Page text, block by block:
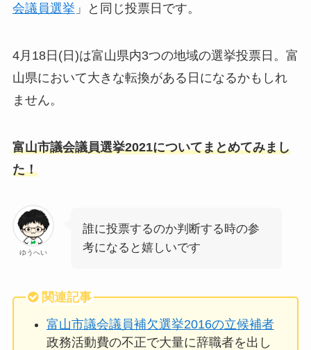
会議員選挙 」と同じ投票日です。
4月18日(日)は富山県内3つの地域の選挙投票日。富
山県において大きな転換がある日になるかもしれ
ません。
富山市議会議員選挙2021についてまとめてみまし
た！
ゆうへい
誰に投票するのか判断する時の参
考になると嬉しいです
関連記事
富山市議会議員補欠選挙2016の立候補者
政務活動費の不正で大量に辞職者を出し